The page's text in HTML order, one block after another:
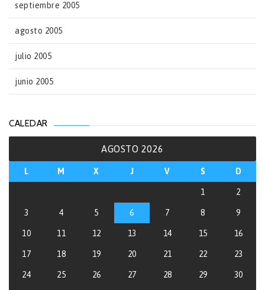
septiembre 2005
agosto 2005
julio 2005
junio 2005
CALEDAR
AGOSTO 2026
L M X J V S D
1 2
3 4 5 6 7 8 9
10 11 12 13 14 15 16
17 18 19 20 21 22 23
24 25 26 27 28 29 30